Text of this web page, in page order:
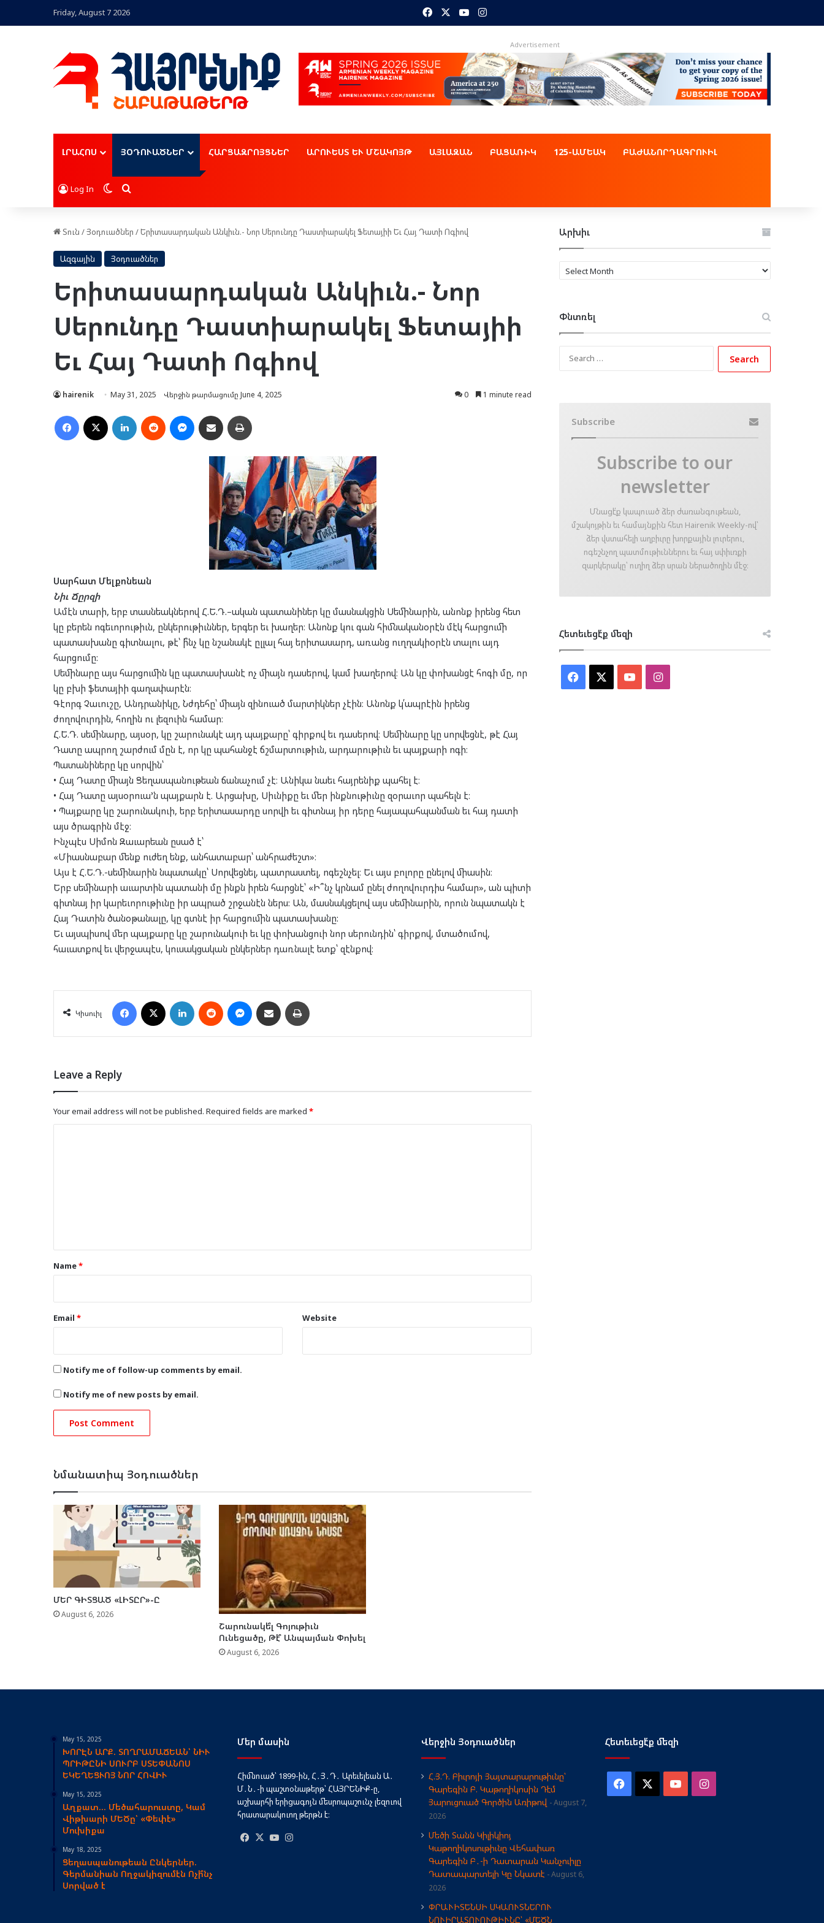
Friday, August 7 2026 FacebookYouTubeInstagram
Advertisement
ԼՐԱՀՈՍ ՅՕԴՈՒԱԾՆԵՐ ՀԱՐՑԱԶՐՈՅՑՆԵՐ ԱՐՈՒԵՍՏ ԵՒ ՄՇԱԿՈՅԹ ԱՅԼԱԶԱՆ ԲԱՑԱՌԻԿ 125-ԱՄԵԱԿ ԲԱԺԱՆՈՐԴԱԳՐՈՒԻԼ
Log In Switch skin
Որոնել
Տուն /Յօդուածներ /Երիտասարդական Անկիւն.- Նոր Սերունդը Դաստիարակել Ֆետայիի Եւ Հայ Դատի Ոգիով
Ազգային Յօդուածներ
Երիտասարդական Անկիւն.- Նոր
Սերունդը Դաստիարակել Ֆետայիի
Եւ Հայ Դատի Ոգիով
hairenik May 31, 2025 Վերջին թարմացումը June 4, 2025 0 1 minute read
Facebook LinkedIn Reddit MessengerՈւղարկել նամակ
Սարհատ Մելքոնեան
Նիւ Ճըրզի
Ամէն տարի, երբ տասնեակներով Հ.Ե.Դ.–ական պատանիներ կը մասնակցին Սեմինարին, անոնք իրենց հետ
կը բերեն ոգեւորութիւն, ընկերութիւններ, երգեր եւ խաղեր։ Անոնք կու գան հիմնականօրէն մէկ հարցումի
պատասխանը գիտնալու, թէ՝ ի՞նչ կը նշանակէ ըլլալ հայ երիտասարդ, առանց ուղղակիօրէն տալու այդ
հարցումը:
Սեմինարը այս հարցումին կը պատասխանէ ոչ միայն դասերով, կամ խաղերով։ Ան կը փոխանցէ հոգի մը, որ
կը բխի ֆետայիի գաղափարէն։
Գէորգ Չաւուշը, Անդրանիկը, Նժդեհը՝ միայն զինուած մարտիկներ չէին։ Անոնք կ՛ապրէին իրենց
ժողովուրդին, հողին ու լեզուին համար։
Հ.Ե.Դ. սեմինարը, այսօր, կը շարունակէ այդ պայքարը՝ գիրքով եւ դասերով։ Սեմինարը կը սորվեցնէ, թէ Հայ
Դատը ապրող շարժում մըն է, որ կը պահանջէ ճշմարտութիւն, արդարութիւն եւ պայքարի ոգի։
Պատանիները կը սորվին՝
• Հայ Դատը միայն Ցեղասպանութեան ճանաչում չէ։ Անիկա նաեւ հայրենիք պահել է։
• Հայ Դատը այսօրուա’ն պայքարն է. Արցախը, Սիւնիքը եւ մեր ինքնութիւնը զօրաւոր պահելն է։
• Պայքարը կը շարունակուի, երբ երիտասարդը սորվի եւ գիտնայ իր դերը հայապահպանման եւ հայ դատի
այս ծրագրին մէջ։
Ինչպէս Սիմոն Զաւարեան ըսած է՝
«Միասնաբար մենք ուժեղ ենք, անհատաբար՝ անհրաժեշտ»։
Այս է Հ.Ե.Դ.-սեմինարին նպատակը՝ Սորվեցնել, պատրաստել, ոգեշնչել։ Եւ այս բոլորը ընելով միասին։
Երբ սեմինարի աւարտին պատանի մը ինքն իրեն հարցնէ՝ «Ի՞նչ կրնամ ընել ժողովուրդիս համար», ան պիտի
գիտնայ իր կարեւորութիւնը իր ապրած շրջանէն ներս: Ան, մասնակցելով այս սեմինարին, որուն նպատակն է
Հայ Դատին ծանօթանալը, կը գտնէ իր հարցումին պատասխանը:
Եւ այսպիսով մեր պայքարը կը շարունակուի եւ կը փոխանցուի նոր սերունդին՝ գիրքով, մտածումով,
հաւատքով եւ վերջապէս, կուսակցական ընկերներ դառնալէ ետք՝ զէնքով։
Կիսուիլ
Facebook LinkedIn Reddit MessengerՈւղարկել նամակ
Leave a Reply
Your email address will not be published. Required fields are marked *
*Name*
Email * Website
Notify me of follow-up comments by email.
Notify me of new posts by email.
Նմանատիպ Յօդուածներ
ՄԵՐ ԳԻՏՑԱԾ «ԼԻՏԸՐ»-Ը
August 6, 2026
Շարունակե՞լ Գոյութիւն
Ունեցածը, Թէ՞ Անպայման Փոխել
August 6, 2026
Արխիւ
Արխիւ
Փնտռել
Subscribe
Subscribe to our
newsletter
Մնացէ՛ք կապուած ձեր ժառանգութեան,
մշակոյթին եւ համայնքին հետ Hairenik Weekly-ով՝
ձեր վստահելի աղբիւրը խորքային լուրերու,
ոգեշնչող պատմութիւններու եւ հայ սփիւռքի
զարկերակը՝ ուղիղ ձեր սրան ներածողին մէջ։
Հետեւեցէ՛ք մեզի
Facebook YouTubeInstagram
May 15, 2025
ԽՈՐԷՆ ԱՐՔ. ՏՈՂՐԱՄԱՃԵԱՆ՝ ՆԻՒ
ՊՐԻԹԸՆԻ ՍՈՒՐԲ ՍՏԵՓԱՆՈՍ
ԵԿԵՂԵՑՒՈՅ ՆՈՐ ՀՈՎԻՒ
May 15, 2025
Աղքատ… Մեծահարուստը, Կամ
Վիթխարի ՄԵԾը՝ «Փեփէ»
Մուխիքա
May 18, 2025
Ցեղասպանութեան Ընկերներ.
Գերմանիան Ողջակիզումէն Ոչի՞նչ
Սորված է
Մեր մասին
Հիմնուած՝ 1899-ին, Հ․Յ․Դ․ Արեւելեան Ա․
Մ․Ն․-ի պաշտօնաթերթ՝ ՀԱՅՐԵՆԻՔ-ը,
աշխարհի երիցագոյն մեսրոպաշունչ լեզուով
հրատարակուող թերթն է։
Facebook
X YouTube
Վերջին Յօդուածներ
Հ.Յ.Դ. Բիւրոյի Յայտարարութիւնը՝
Գարեգին Բ. Կաթողիկոսին Դէմ
Յարուցուած Գործին Առիթով
August 7,
2026
Մեծի Տանն Կիլիկիոյ
Կաթողիկոսութիւնը Վեհափառ
Գարեգին Բ․-ի Դատարան Կանչուիլը
Դատապարտելի Կը Նկատէ
August 6,
2026
ՓՐԱՒԻՏԵՆՍԻ ՍԿԱՈՒՏՆԵՐՈՒ
ՆՈՒԻՐԱՏՈՒՈՒԹԻՒՆԸ՝ «ՄԵԾՆ
Հետեւեցէ՛ք մեզի
Facebook YouTubeInstagram